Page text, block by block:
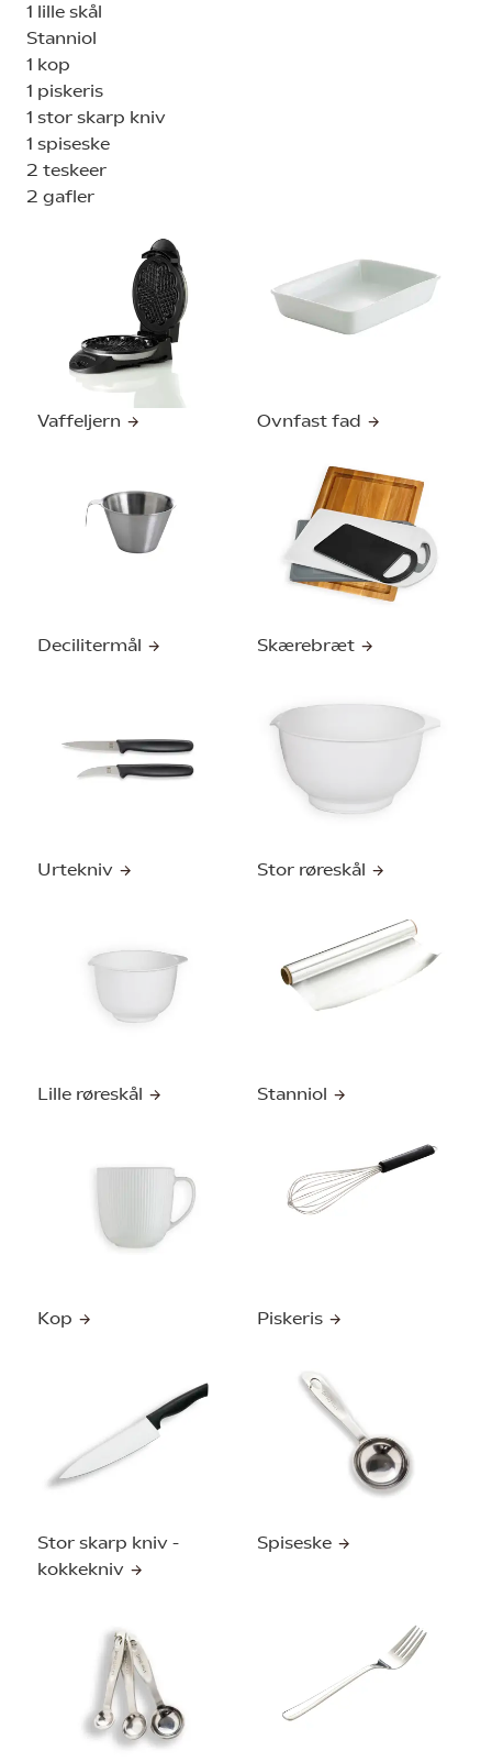
1 lille skål
Stanniol
1 kop
1 piskeris
1 stor skarp kniv
1 spiseske
2 teskeer
2 gafler
Vaffeljern Ovnfast fad
Decilitermål Skærebræt
Urtekniv Stor røreskål
Lille røreskål Stanniol
Kop Piskeris
Stor skarp kniv -
kokkekniv
Spiseske